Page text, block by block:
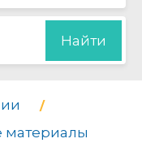
Найти
материалы